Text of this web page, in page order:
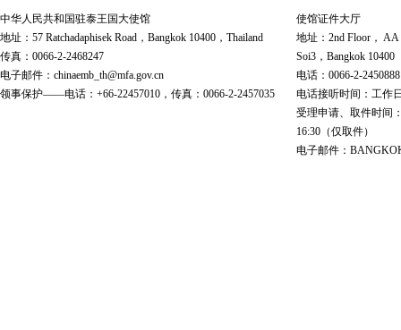
中华人民共和国驻泰王国大使馆
地址：57 Ratchadaphisek Road，Bangkok 10400，Thailand
传真：0066-2-2468247
电子邮件：chinaemb_th@mfa.gov.cn
领事保护——电话：+66-22457010，传真：0066-2-2457035
使馆证件大厅
地址：2nd Floor， AA
Soi3，Bangkok 10400
电话：0066-2-
电话接听时间：工作
受理申请、取件时间
16:30（仅取件）
电子邮件：